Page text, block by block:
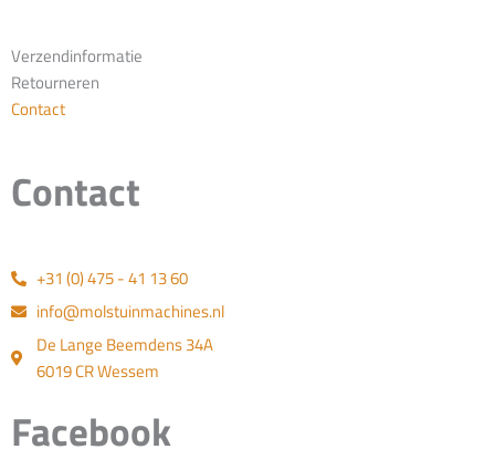
Verzendinformatie
Retourneren
Contact
Contact
+31 (0) 475 - 41 13 60
info@molstuinmachines.nl
De Lange Beemdens 34A
6019 CR Wessem
Facebook